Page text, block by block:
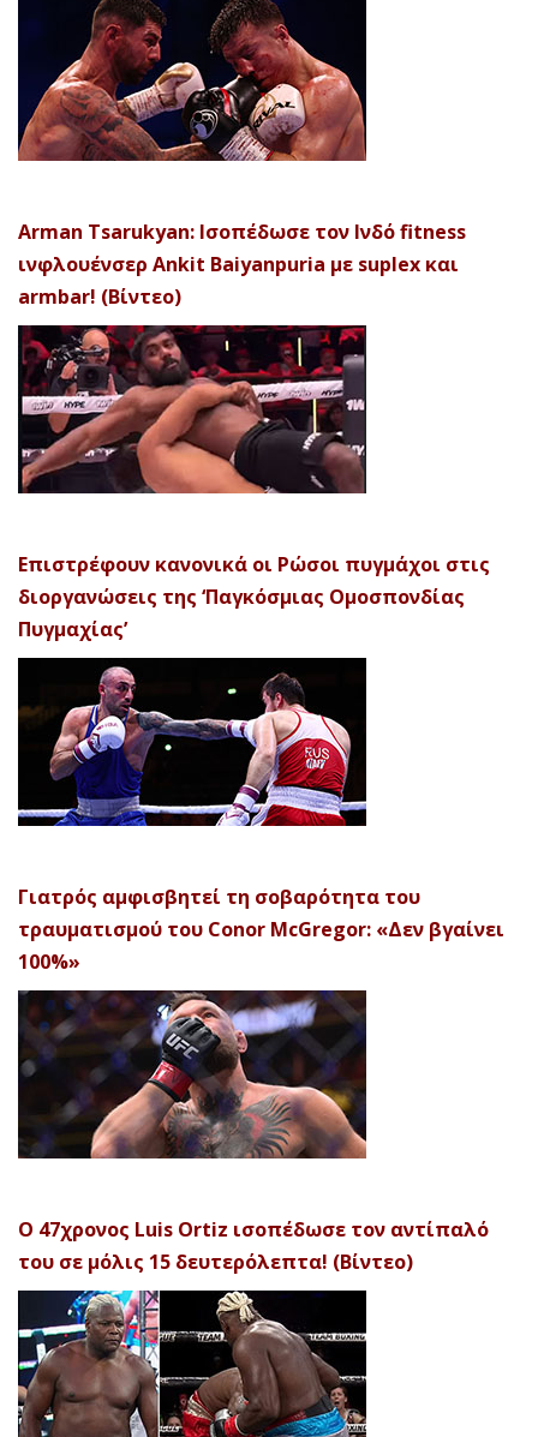
Arman Tsarukyan: Ισοπέδωσε τον Ινδό fitness
ινφλουένσερ Ankit Baiyanpuria με suplex και
armbar! (Βίντεο)
Επιστρέφουν κανονικά οι Ρώσοι πυγμάχοι στις
διοργανώσεις της ‘Παγκόσμιας Ομοσπονδίας
Πυγμαχίας’
Γιατρός αμφισβητεί τη σοβαρότητα του
τραυματισμού του Conor McGregor: «Δεν βγαίνει
100%»
Ο 47χρονος Luis Ortiz ισοπέδωσε τον αντίπαλό
του σε μόλις 15 δευτερόλεπτα! (Βίντεο)